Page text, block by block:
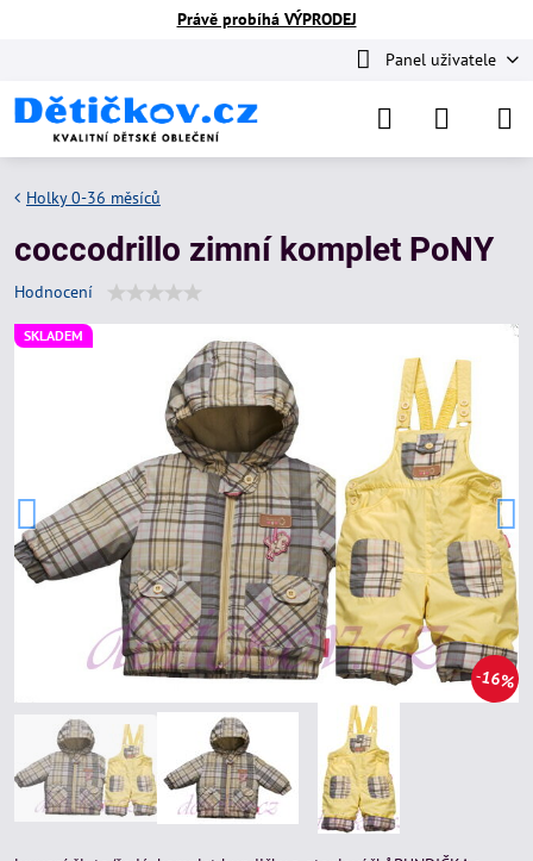
Právě probíhá VÝPRODEJ
Panel uživatele
SKLADEM
16%
Holky 0-36 měsíců
coccodrillo zimní komplet PoNY
Hodnocení